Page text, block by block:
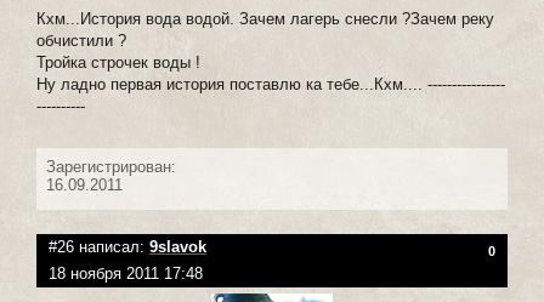
Кхм...История вода водой. Зачем лагерь снесли ?Зачем реку
обчистили ?
Тройка строчек воды !
Ну ладно первая история поставлю ка тебе...Кхм.... ----------------
----------
Зарегистрирован:
16.09.2011
#26 написал: 9slavok 0
18 ноября 2011 17:48